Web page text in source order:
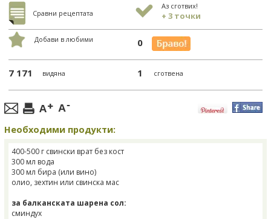
Сравни рецептата
Аз сготвих!
+ 3 точки
Добави в любими 0
7 171 видяна 1 сготвена
Необходими продукти:
400-500 г свински врат без кост
300 мл вода
300 мл бира (или вино)
олио, зехтин или свинска мас
за балканската шарена сол:
сминдух